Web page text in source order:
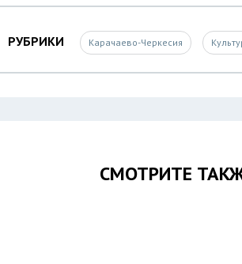
РУБРИКИ Карачаево-Черкесия
СМОТРИТЕ